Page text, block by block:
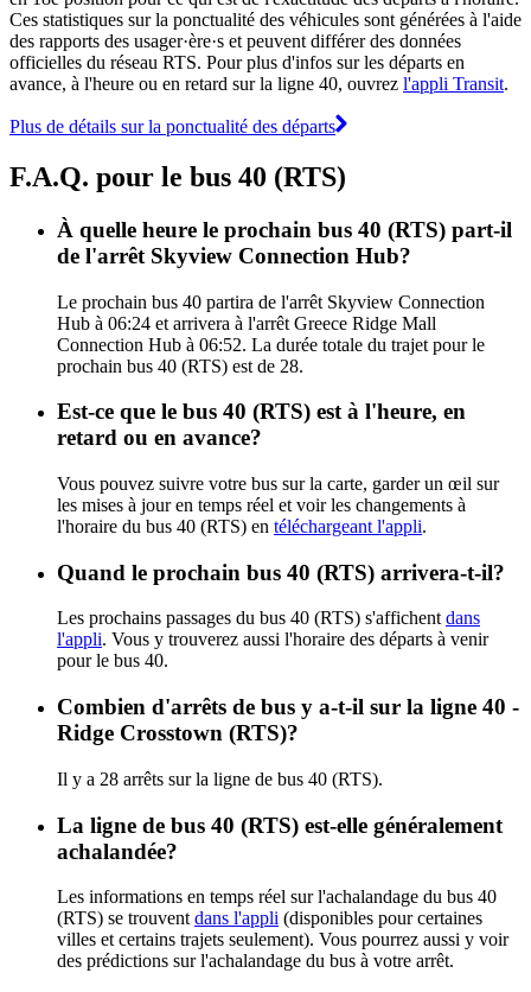
Ces statistiques sur la ponctualité des véhicules sont générées à l'aide
des rapports des usager·ère·s et peuvent différer des données
officielles du réseau RTS. Pour plus d'infos sur les départs en
avance, à l'heure ou en retard sur la ligne 40, ouvrez l'appli Transit.
Plus de détails sur la ponctualité des départs
F.A.Q. pour le bus 40 (RTS)
À quelle heure le prochain bus 40 (RTS) part-il
de l'arrêt Skyview Connection Hub?
Le prochain bus 40 partira de l'arrêt Skyview Connection
Hub à 06:24 et arrivera à l'arrêt Greece Ridge Mall
Connection Hub à 06:52. La durée totale du trajet pour le
prochain bus 40 (RTS) est de 28.
Est-ce que le bus 40 (RTS) est à l'heure, en
retard ou en avance?
Vous pouvez suivre votre bus sur la carte, garder un œil sur
les mises à jour en temps réel et voir les changements à
l'horaire du bus 40 (RTS) en téléchargeant l'appli.
Quand le prochain bus 40 (RTS) arrivera-t-il?
Les prochains passages du bus 40 (RTS) s'affichent dans
l'appli. Vous y trouverez aussi l'horaire des départs à venir
pour le bus 40.
Combien d'arrêts de bus y a-t-il sur la ligne 40 -
Ridge Crosstown (RTS)?
Il y a 28 arrêts sur la ligne de bus 40 (RTS).
La ligne de bus 40 (RTS) est-elle généralement
achalandée?
Les informations en temps réel sur l'achalandage du bus 40
(RTS) se trouvent dans l'appli (disponibles pour certaines
villes et certains trajets seulement). Vous pourrez aussi y voir
des prédictions sur l'achalandage du bus à votre arrêt.